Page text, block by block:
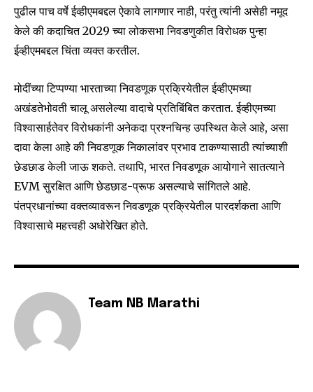
Join our community of
SUBSCRIBERS and be part of the
To subscribe, simply enter your email address on our website
or click the subscribe button below. Don't worry, we respect
your privacy and won't spam your inbox. Your information is
SUBSCRIBE
I've read and accept thePrivacy Policy.
Fans
पुढील पाच वर्षे ईव्हीएमबद्दल ऐकावे लागणार नाही, परंतु त्यांनी असेही नमूद
केले की कदाचित 2029 च्या लोकसभा निवडणुकीत विरोधक पुन्हा
ईव्हीएमबद्दल चिंता व्यक्त करतील.
मोदींच्या टिप्पण्या भारताच्या निवडणूक प्रक्रियेतील ईव्हीएमच्या
अखंडतेभोवती चालू असलेल्या वादाचे प्रतिबिंबित करतात. ईव्हीएमच्या
विश्वासार्हतेवर विरोधकांनी अनेकदा प्रश्नचिन्ह उपस्थित केले आहे, असा
दावा केला आहे की निवडणूक निकालांवर प्रभाव टाकण्यासाठी त्यांच्याशी
छेडछाड केली जाऊ शकते. तथापि, भारत निवडणूक आयोगाने सातत्याने
EVM सुरक्षित आणि छेडछाड-प्रूफ असल्याचे सांगितले आहे.
पंतप्रधानांच्या वक्तव्यावरून निवडणूक प्रक्रियेतील पारदर्शकता आणि
विश्वासाचे महत्त्वही अधोरेखित होते.
Team NB Marathi